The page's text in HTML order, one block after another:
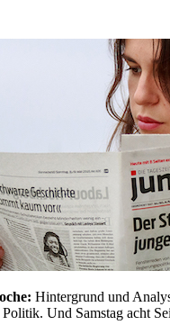
Hintergrund und
Und Samstag acht